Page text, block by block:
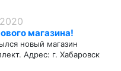
магазина!
новый магазин
Адрес: г. Хабаровск